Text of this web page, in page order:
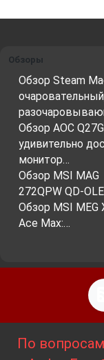
Обзоры
Обзор Steam
Обзор AOC
удивительно
монитор…
Обзор MSI MAG
272QPW QD-
Обзор MSI MEG
Ace Max:…
По